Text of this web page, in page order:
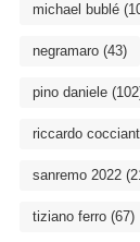
michael bublé
negramaro(43)
pino daniele
riccardo
sanremo 2022
tiziano ferro(67)